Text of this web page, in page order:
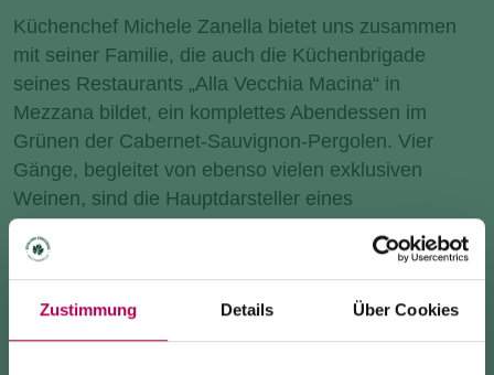
Zustimmung Details Über Cookies
Küchenchef Michele Zanella bietet uns zusammen
mit seiner Familie, die auch die Küchenbrigade
seines Restaurants „Alla Vecchia Macina“ in
Mezzana bildet, ein komplettes Abendessen im
Grünen der Cabernet-Sauvignon-Pergolen. Vier
Gänge, begleitet von ebenso vielen exklusiven
Weinen, sind die Hauptdarsteller eines
unvergesslichen Juli-Abends.
Preis: 85 € pro Person
FREITAG, 7. AUGUST – 19:30 UHR